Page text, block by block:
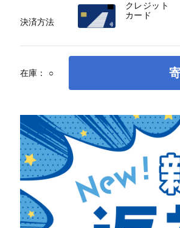
在庫： ○
決済方法
クレジット
カード